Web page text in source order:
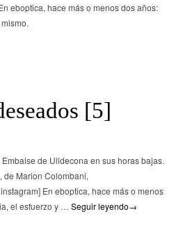
eboptica, hace más o menos dos años:
[5]
de Ulldecona en sus horas bajas.
de Marion Colombani,
En eboptica, hace más o menos
el esfuerzo y … Seguir leyendo→